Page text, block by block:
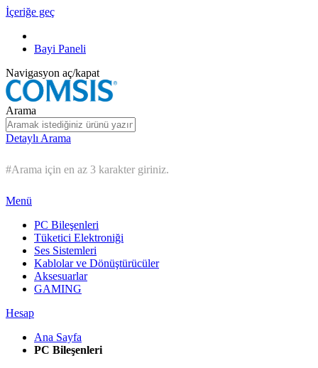
İçeriğe geç
Bayi Paneli
Navigasyon aç/kapat
Arama
Detaylı Arama
#Arama için en az 3 karakter giriniz.
Menü
PC Bileşenleri
Tüketici Elektroniği
Ses Sistemleri
Kablolar ve Dönüştürücüler
Aksesuarlar
GAMING
Hesap
Ana Sayfa
PC Bileşenleri